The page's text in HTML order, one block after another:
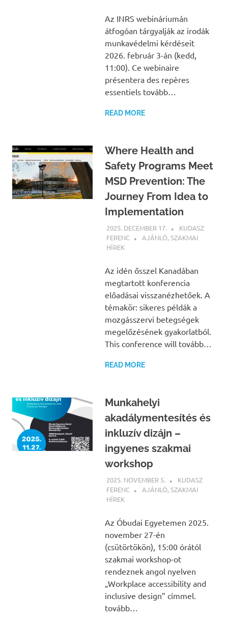
Az INRS webináriumán
átfogóan tárgyalják az irodák
munkavédelmi kérdéseit
2026. február 3-án (kedd,
11:00). Ce webinaire
présentera des repères
essentiels tovább…
READ MORE
Where Health and
Safety Programs Meet
MSD Prevention: The
Journey From Idea to
Implementation
2025. DECEMBER 17.
KUDASZ
FERENC
AJÁNLÓ,SZAKMAI
HÍREK
Az idén ősszel Kanadában
megtartott konferencia
előadásai visszanézhetőek. A
témakör: sikeres példák a
mozgásszervi betegségek
megelőzésének gyakorlatból.
This conference will tovább…
READ MORE
Munkahelyi
akadálymentesítés és
inkluzív dizájn –
ingyenes szakmai
workshop
2025. NOVEMBER 5.
KUDASZ
FERENC
AJÁNLÓ,SZAKMAI
HÍREK
Az Óbudai Egyetemen 2025.
november 27-én
(csütörtökön), 15:00 órától
szakmai workshop-ot
rendeznek angol nyelven
„Workplace accessibility and
inclusive design” címmel.
tovább…